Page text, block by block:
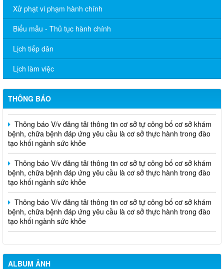
Xử phạt vi phạm hành chính
Biểu mẫu - Thủ tục hành chính
Lịch tiếp dân
Lịch làm việc
THÔNG BÁO
THÔNG BÁO Về việc niêm yết thủ tục hành chính bằng mã
QR-Code
Thông báo V/v đăng tải thông tin cơ sở tự công bố cơ sở khám
bệnh, chữa bệnh đáp ứng yêu cầu là cơ sở thực hành trong đào
tạo khối ngành sức khỏe
nhân dân thành phố ban hành trong lĩnh vực Y tế
Thông báo V/v đăng tải thông tin cơ sở tự công bố cơ sở khám
bệnh, chữa bệnh đáp ứng yêu cầu là cơ sở thực hành trong đào
tạo khối ngành sức khỏe
Thông báo V/v đăng tải thông tin cơ sở tự công bố cơ sở khám
bệnh, chữa bệnh đáp ứng yêu cầu là cơ sở thực hành trong đào
tạo khối ngành sức khỏe
Thông báo V/v đăng tải thông tin cơ sở tự công bố cơ sở khám
bệnh, chữa bệnh đáp ứng yêu cầu là cơ sở thực hành trong đào
tạo khối ngành sức khỏe
ALBUM ẢNH